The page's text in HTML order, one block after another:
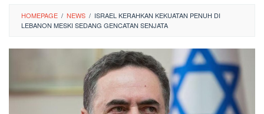
HOMEPAGE / NEWS / ISRAEL KERAHKAN KEKUATAN PENUH DI
LEBANON MESKI SEDANG GENCATAN SENJATA